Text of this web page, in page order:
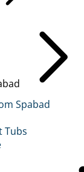
Spabad
Tubs